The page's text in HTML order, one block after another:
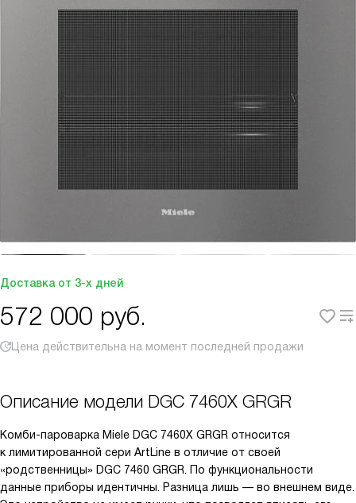
Доставка от 3-х дней
572 000 руб.
Цена действительна на момент последней продажи
Описание модели DGC 7460X GRGR
Комби-пароварка Miele DGC 7460X GRGR относится
к лимитированной сери ArtLine в отличие от своей
«родственницы» DGC 7460 GRGR. По функциональности
данные приборы идентичны. Разница лишь — во внешнем виде.